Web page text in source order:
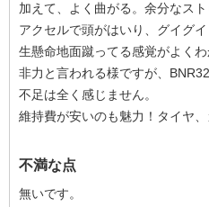
加えて、よく曲がる。余分なス
アクセルで頭がはいり、グイグ
生懸命地面蹴ってる感覚がよくわ
非力と言われる様ですが、
不足は全く感じません。
維持費が安いのも魅力！タイヤ
不満な点
無いです。